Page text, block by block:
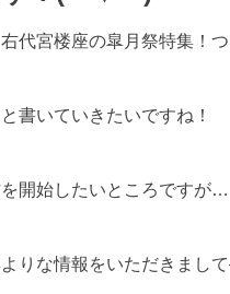
代宮楼座の皐月祭特集！
書いていきたいですね！
開始したいところですが…
よりな情報をいただきまし